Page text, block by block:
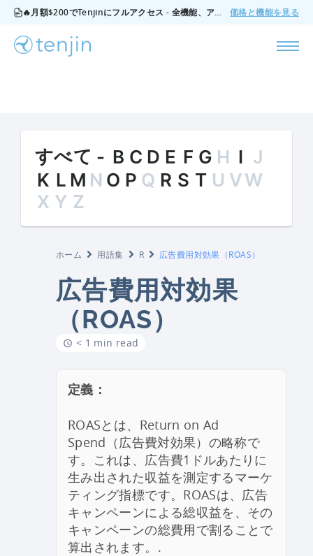
🔥月額$200でTenjinにフルアクセス - 全機能、アドオンなし、いつでもキャンセル可能。 価格と機能を見る
すべて - B C D E F G H I J
K L M N O P Q R S T U VW
X Y Z
ホーム 用語集 R 広告費用対効果（ROAS）
広告費用対効果
（ROAS）
< 1 min read
定義：
ROASとは、Return on Ad
Spend（広告費対効果）の略称で
す。これは、広告費1ドルあたりに
生み出された収益を測定するマーケ
ティング指標です。ROASは、広告
キャンペーンによる総収益を、その
キャンペーンの総費用で割ることで
算出されます。.